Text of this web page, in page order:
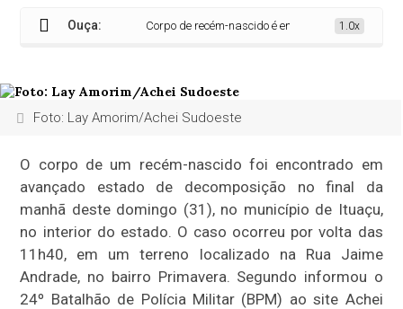
Ouça: Corpo de recém-nascido é encontrado em estado de
1.0x
Foto: Lay Amorim/Achei Sudoeste
O corpo de um recém-nascido foi encontrado em
avançado estado de decomposição no final da
manhã deste domingo (31), no município de Ituaçu,
no interior do estado. O caso ocorreu por volta das
11h40, em um terreno localizado na Rua Jaime
Andrade, no bairro Primavera. Segundo informou o
24º Batalhão de Polícia Militar (BPM) ao site Achei